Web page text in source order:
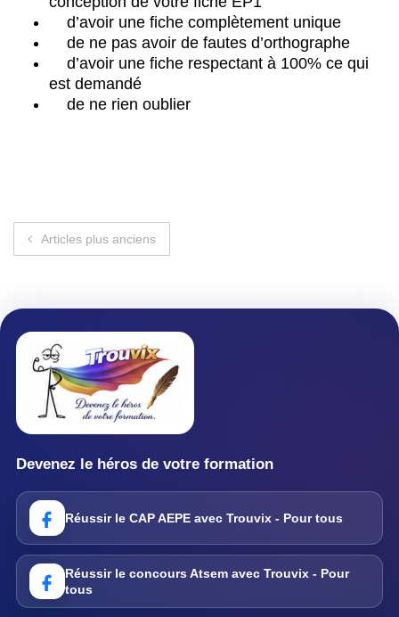
d’avoir une fiche complètement unique
de ne pas avoir de fautes d’orthographe
d’avoir une fiche respectant à 100% ce qui
est demandé
de ne rien oublier
Navigation des articles
Articles plus anciens
Devenez le héros de votre formation
Réussir le CAP AEPE avec Trouvix - Pour tous
Réussir le concours Atsem avec Trouvix - Pour
tous